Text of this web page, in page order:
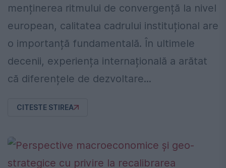
menținerea ritmului de convergență la nivel
european, calitatea cadrului instituțional are
o importanță fundamentală. În ultimele
decenii, experiența internațională a arătat
că diferențele de dezvoltare...
CITESTE STIREA